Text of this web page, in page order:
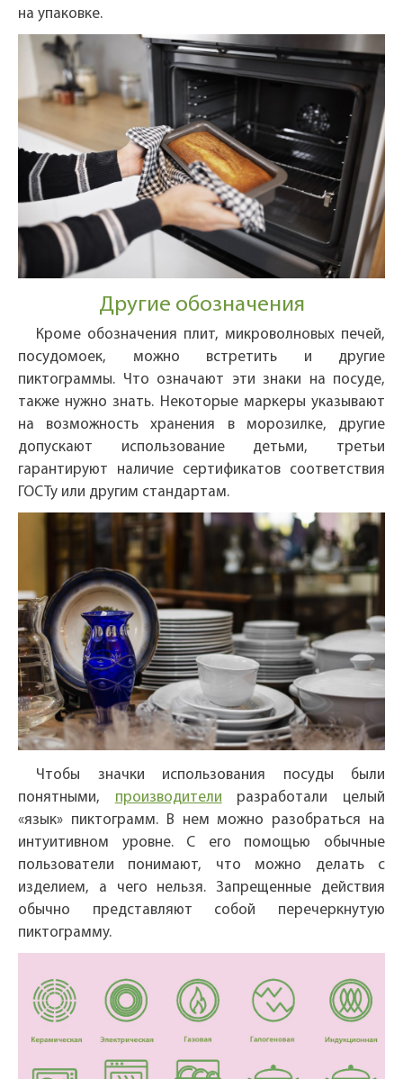
на упаковке.
Другие обозначения
Кроме обозначения плит, микроволновых печей,
посудомоек, можно встретить и другие
пиктограммы. Что означают эти знаки на посуде,
также нужно знать. Некоторые маркеры указывают
на возможность хранения в морозилке, другие
допускают использование детьми, третьи
гарантируют наличие сертификатов соответствия
ГОСТу или другим стандартам.
Чтобы значки использования посуды были
понятными, производители разработали целый
«язык» пиктограмм. В нем можно разобраться на
интуитивном уровне. С его помощью обычные
пользователи понимают, что можно делать с
изделием, а чего нельзя. Запрещенные действия
обычно представляют собой перечеркнутую
пиктограмму.